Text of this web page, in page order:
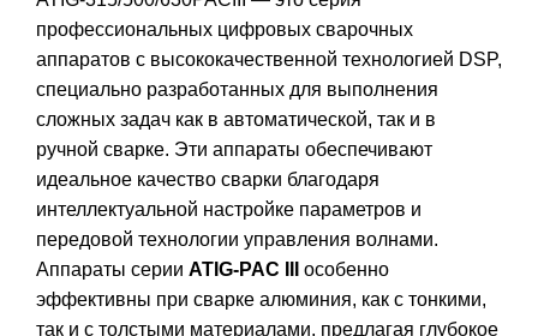
профессиональных цифровых сварочных
аппаратов с высококачественной технологией DSP,
специально разработанных для выполнения
сложных задач как в автоматической, так и в
ручной сварке. Эти аппараты обеспечивают
идеальное качество сварки благодаря
интеллектуальной настройке параметров и
передовой технологии управления волнами.
Аппараты серии ATIG-PAC III
особенно
эффективны при сварке алюминия, как с тонкими,
так и с толстыми материалами, предлагая глубокое